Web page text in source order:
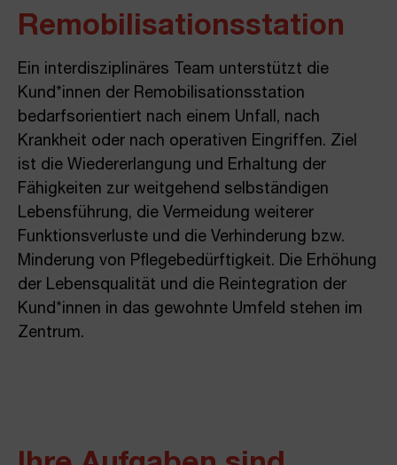
Remobilisationsstation
Ein interdisziplinäres Team unterstützt die
Kund*innen der Remobilisationsstation
bedarfsorientiert nach einem Unfall, nach
Krankheit oder nach operativen Eingriffen. Ziel
ist die Wiedererlangung und Erhaltung der
Fähigkeiten zur weitgehend selbständigen
Lebensführung, die Vermeidung weiterer
Funktionsverluste und die Verhinderung bzw.
Minderung von Pflegebedürftigkeit. Die Erhöhung
der Lebensqualität und die Reintegration der
Kund*innen in das gewohnte Umfeld stehen im
Zentrum.